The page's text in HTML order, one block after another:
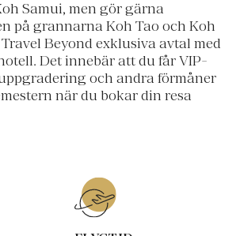
Samui, men gör gärna
på grannarna Koh Tao och Koh
Beyond exklusiva avtal med
Det innebär att du får VIP-
och andra förmåner
när du bokar din resa